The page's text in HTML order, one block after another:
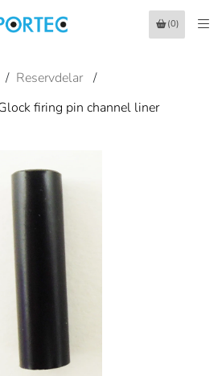
(0)
/ Reservdelar /
firing pin channel liner